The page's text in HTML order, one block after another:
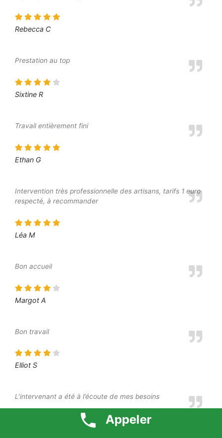
Rebecca C
Prestation au top
Sixtine R
Travail entièrement fini
Ethan G
Intervention très professionnelle des artisans, tarifs 1 euro
respecté, à recommander
Léa M
Bon accueil
Margot A
Bon travail
Elliot S
L’intervenant a été à l’écoute de mes besoins
Appeler